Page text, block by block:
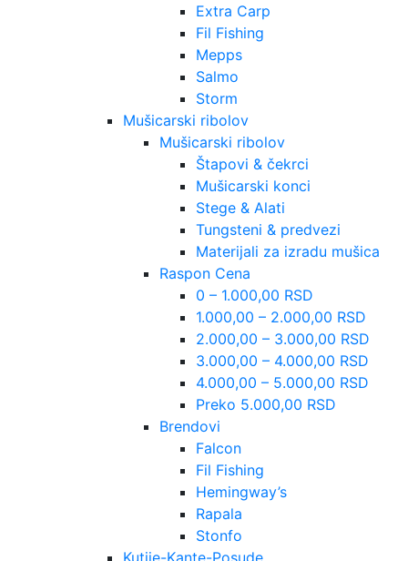
Extra Carp
Fil Fishing
Mepps
Salmo
Storm
Mušicarski ribolov
Mušicarski ribolov
Štapovi & čekrci
Mušicarski konci
Stege & Alati
Tungsteni & predvezi
Materijali za izradu mušica
Raspon Cena
0 – 1.000,00 RSD
1.000,00 – 2.000,00 RSD
2.000,00 – 3.000,00 RSD
3.000,00 – 4.000,00 RSD
4.000,00 – 5.000,00 RSD
Preko 5.000,00 RSD
Brendovi
Falcon
Fil Fishing
Hemingway’s
Rapala
Stonfo
Kutije-Kante-Posude